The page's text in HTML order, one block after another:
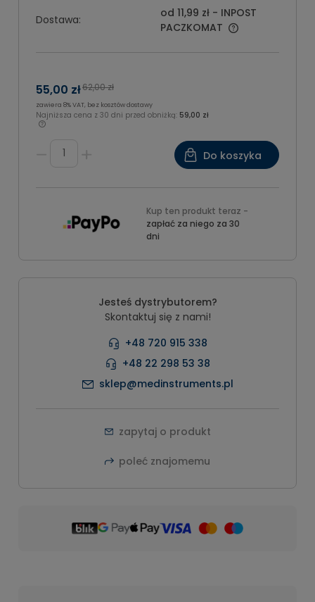
Dostawa:
od 11,99 zł - INPOST
PACZKOMAT
55,00 zł62,00 zł
zawiera 8% VAT, bez kosztów dostawy
Najniższa cena z 30 dni przed obniżką: 59,00 zł
Do koszyka
Kup ten produkt teraz -
zapłać za niego za 30
dni
Jesteś dystrybutorem?
Skontaktuj się z nami!
+48 720 915 338
+48 22 298 53 38
sklep@medinstruments.pl
zapytaj o produkt
poleć znajomemu